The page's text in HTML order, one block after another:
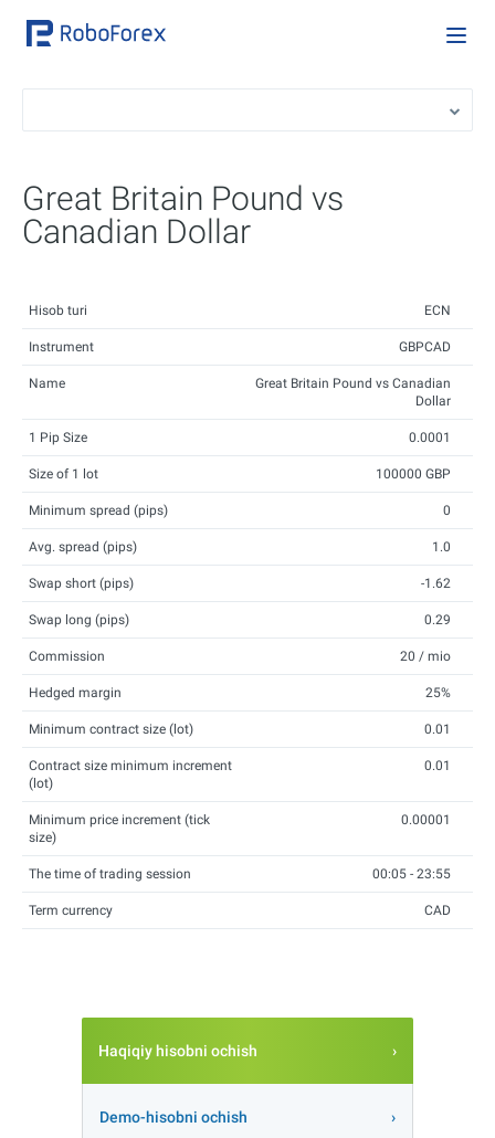
Great Britain Pound vs
Canadian Dollar
Hisob turi ECN
Instrument GBPCAD
Name
Great Britain Pound vs Canadian
Dollar
1 Pip Size 0.0001
Size of 1 lot 100000 GBP
Minimum spread (pips) 0
Avg. spread (pips) 1.0
Swap short (pips) -1.62
Swap long (pips) 0.29
Commission 20 / mio
Hedged margin 25%
Minimum contract size (lot) 0.01
Contract size minimum increment
(lot)
0.01
Minimum price increment (tick
size)
0.00001
The time of trading session 00:05 - 23:55
Term currency CAD
Haqiqiy hisobni ochish
Demo-hisobni ochish